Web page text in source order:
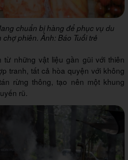
chuẩn bị hàng để phục vụ du
phiên. Ảnh: Báo Tuổi trẻ
từ những vật liệu gần gũi với thiên
tranh, tất cả hòa quyện với không
rừng thông, tạo nên một khung
rũ.